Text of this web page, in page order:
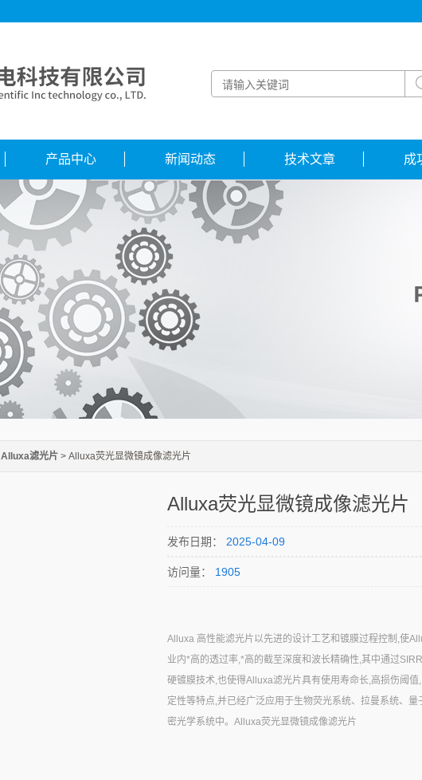
产品中心 新闻动态 技术文章 成
Alluxa滤光片 > Alluxa荧光显微镜成像滤光片
Alluxa荧光显微镜成像滤光片
发布日期： 2025-04-09
访问量： 1905
Alluxa 高性能滤光片以先进的设计工艺和镀膜过程控制,使
业内*高的透过率,*高的截至深度和波长精确性,其中通过
硬镀膜技术,也使得Alluxa滤光片具有使用寿命长,高损伤阈值
定性等特点,并已经广泛应用于生物荧光系统、拉曼系统、量
密光学系统中。Alluxa荧光显微镜成像滤光片